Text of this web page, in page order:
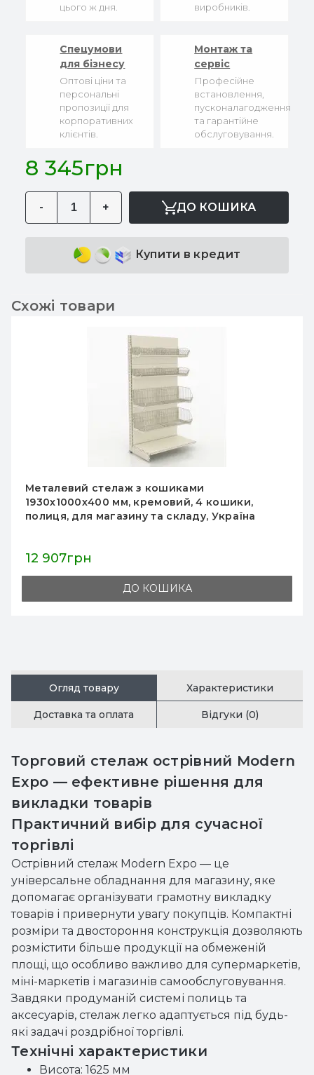
цього ж дня.
виробників.
Спецумови
для бізнесу
Оптові ціни та
персональні
пропозиції для
корпоративних
клієнтів.
Монтаж та
сервіс
Професійне
встановлення,
пусконалагодження
та гарантійне
обслуговування.
8 345грн
- + ДО КОШИКА
Купити в кредит
Схожі товари
Металевий стелаж з кошиками
1930х1000х400 мм, кремовий, 4 кошики,
полиця, для магазину та складу, Україна
12 907грн
ДО КОШИКА
Огляд товару Характеристики
Доставка та оплата Відгуки (0)
Торговий стелаж острівний Modern
Expo — ефективне рішення для
викладки товарів
Практичний вибір для сучасної
торгівлі
Острівний стелаж Modern Expo — це
універсальне обладнання для магазину, яке
допомагає організувати грамотну викладку
товарів і привернути увагу покупців. Компактні
розміри та двостороння конструкція дозволяють
розмістити більше продукції на обмеженій
площі, що особливо важливо для супермаркетів,
міні-маркетів і магазинів самообслуговування.
Завдяки продуманій системі полиць та
аксесуарів, стелаж легко адаптується під будь-
які задачі роздрібної торгівлі.
Технічні характеристики
Висота: 1625 мм